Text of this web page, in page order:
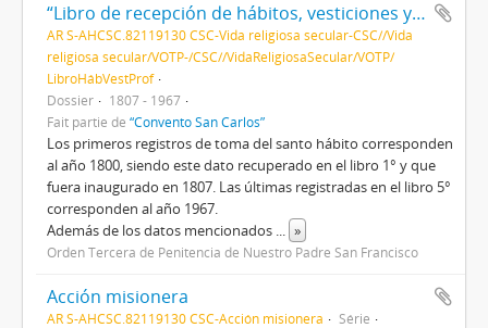
“Libro de recepción de hábitos, vesticiones y profesiones”
AR S-AHCSC.82119130 CSC-Vida religiosa secular-CSC//Vida
religiosa secular/VOTP-/CSC//VidaReligiosaSecular/VOTP/
LibroHábVestProf
Dossier
1807 - 1967
Fait partie de “Convento San Carlos”
Los primeros registros de toma del santo hábito corresponden
al año 1800, siendo este dato recuperado en el libro 1° y que
fuera inaugurado en 1807. Las últimas registradas en el libro 5°
corresponden al año 1967.
Además de los datos mencionados ... »
Orden Tercera de Penitencia de Nuestro Padre San Francisco
Acción misionera
AR S-AHCSC.82119130 CSC-Acción misionera
Série